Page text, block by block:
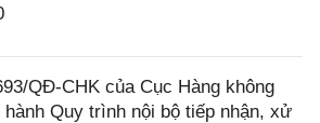
QĐ-CHK của Cục Hàng không
hành Quy trình nội bộ tiếp nhận, xử